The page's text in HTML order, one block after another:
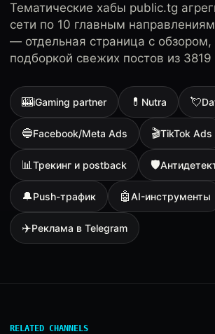
Тематические хабы public.tg
сети по 10 главным
— отдельная страница с обзором,
подборкой свежих постов из 3819
🎰iGaming partner 💊 Nutra 💘
🔵Facebook/Meta Ads 🎬TikTok Ads
📊Трекинг и postback 🛡
🔔Push-трафик 🤖AI-инструменты
✈️Реклама в Telegram
RELATED CHANNELS